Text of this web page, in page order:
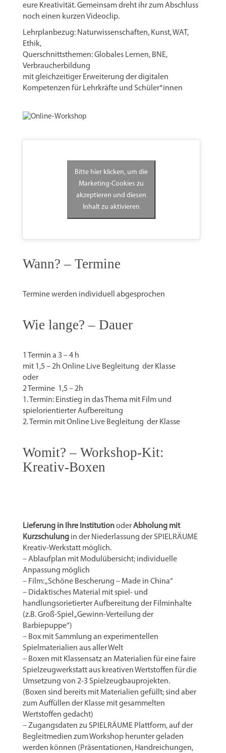
eure Kreativität. Gemeinsam dreht ihr zum Abschluss
noch einen kurzen Videoclip.
Lehrplanbezug: Naturwissenschaften, Kunst, WAT,
Ethik,
Querschnittsthemen: Globales Lernen, BNE,
Verbraucherbildung
mit gleichzeitiger Erweiterung der digitalen
Kompetenzen für Lehrkräfte und Schüler*innen
Bitte hier klicken, um die
Marketing-Cookies zu
akzeptieren und diesen
Inhalt zu aktivieren
Wann? – Termine
Termine werden individuell abgesprochen
Wie lange? – Dauer
1 Termin a 3 – 4 h
mit 1,5 – 2h Online Live Begleitung der Klasse
oder
2 Termine 1,5 – 2h
1. Termin: Einstieg in das Thema mit Film und
spielorientierter Aufbereitung
2. Termin mit Online Live Begleitung der Klasse
Womit? – Workshop-Kit:
Kreativ-Boxen
Lieferung in Ihre InstitutionoderAbholung mit
Kurzschulung in der Niederlassung der SPIELRÄUME
Kreativ-Werkstatt möglich.
– Ablaufplan mit Modulübersicht; individuelle
Anpassung möglich
– Film: „Schöne Bescherung – Made in China“
– Didaktisches Material mit spiel- und
handlungsorietierter Aufbereitung der Filminhalte
(z.B. Groß-Spiel „Gewinn-Verteilung der
Barbiepuppe“)
– Box mit Sammlung an experimentellen
Spielmaterialien aus aller Welt
– Boxen mit Klassensatz an Materialien für eine faire
Spielzeugwerkstatt aus kreativen Wertstoffen für die
Umsetzung von 2-3 Spielzeugbauprojekten.
(Boxen sind bereits mit Materialien gefüllt; sind aber
zum Auffüllen der Klasse mit gesammelten
Wertstoffen gedacht)
– Zugangsdaten zu SPIELRÄUME Plattform, auf der
Begleitmedien zum Workshop herunter geladen
werden können (Präsentationen, Handreichungen,